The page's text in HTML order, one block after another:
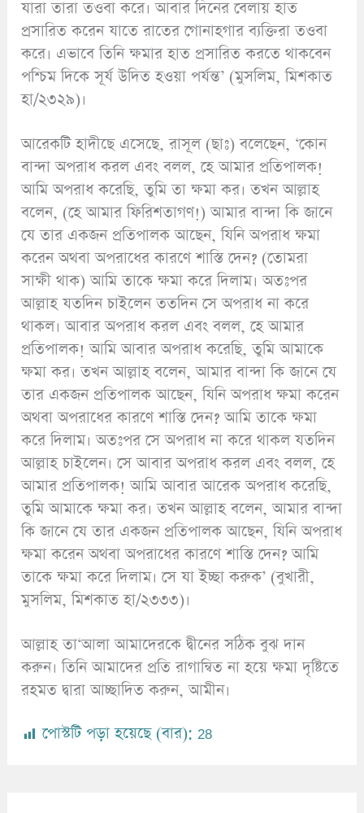
যারা তারা তওবা করে। আবার দিনের বেলায় হাত
প্রসারিত করেন যাতে রাতের গোনাহগার ব্যক্তিরা তওবা
করে। এভাবে তিনি ক্ষমার হাত প্রসারিত করতে থাকবেন
পশ্চিম দিকে সূর্য উদিত হওয়া পর্যন্ত’ (মুসলিম, মিশকাত
হা/২৩২৯)।
আরেকটি হাদীছে এসেছে, রাসূল (ছাঃ) বলেছেন, ‘কোন
বান্দা অপরাধ করল এবং বলল, হে আমার প্রতিপালক!
আমি অপরাধ করেছি, তুমি তা ক্ষমা কর। তখন আল্লাহ
বলেন, (হে আমার ফিরিশতাগণ!) আমার বান্দা কি জানে
যে তার একজন প্রতিপালক আছেন, যিনি অপরাধ ক্ষমা
করেন অথবা অপরাধের কারণে শাস্তি দেন? (তোমরা
সাক্ষী থাক) আমি তাকে ক্ষমা করে দিলাম। অতঃপর
আল্লাহ যতদিন চাইলেন ততদিন সে অপরাধ না করে
থাকল। আবার অপরাধ করল এবং বলল, হে আমার
প্রতিপালক! আমি আবার অপরাধ করেছি, তুমি আমাকে
ক্ষমা কর। তখন আল্লাহ বলেন, আমার বান্দা কি জানে যে
তার একজন প্রতিপালক আছেন, যিনি অপরাধ ক্ষমা করেন
অথবা অপরাধের কারণে শাস্তি দেন? আমি তাকে ক্ষমা
করে দিলাম। অতঃপর সে অপরাধ না করে থাকল যতদিন
আল্লাহ চাইলেন। সে আবার অপরাধ করল এবং বলল, হে
আমার প্রতিপালক! আমি আবার আরেক অপরাধ করেছি,
তুমি আমাকে ক্ষমা কর। তখন আল্লাহ বলেন, আমার বান্দা
কি জানে যে তার একজন প্রতিপালক আছেন, যিনি অপরাধ
ক্ষমা করেন অথবা অপরাধের কারণে শাস্তি দেন? আমি
তাকে ক্ষমা করে দিলাম। সে যা ইচ্ছা করুক’ (বুখারী,
মুসলিম, মিশকাত হা/২৩৩৩)।
আল্লাহ তা‘আলা আমাদেরকে দ্বীনের সঠিক বুঝ দান
করুন। তিনি আমাদের প্রতি রাগান্বিত না হয়ে ক্ষমা দৃষ্টিতে
রহমত দ্বারা আচ্ছাদিত করুন, আমীন।
পোস্টটি পড়া হয়েছে (বার): 28